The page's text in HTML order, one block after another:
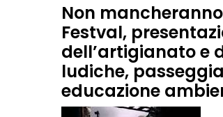
Non mancheranno
Festval,
dell’artigianatoe
ludiche,
educazione